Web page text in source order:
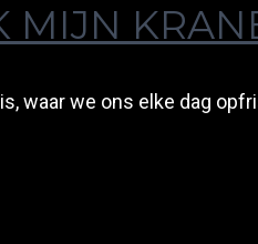
MIJN
waar we ons elke dag